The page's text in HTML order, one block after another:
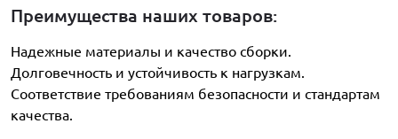
Преимущества наших товаров:
Надежные материалы и качество сборки.
Долговечность и устойчивость к нагрузкам.
Соответствие требованиям безопасности и стандартам
качества.